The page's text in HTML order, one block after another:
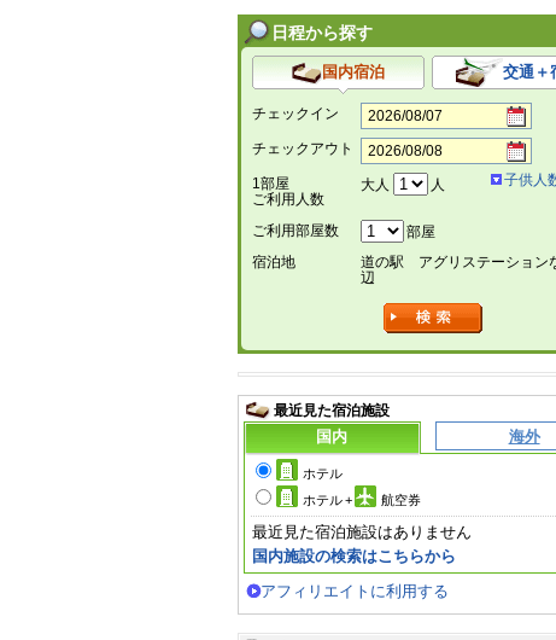
日程から探す
国内宿泊 交通＋
チェックイン
チェックアウト
1部屋
ご利用人数
大人 人 子供人
ご利用部屋数
部屋
宿泊地
道の駅 アグリステーション
辺
最近見た宿泊施設
国内 海外
ホテル
ホテル+ 航空券
最近見た宿泊施設はありません
国内施設の検索はこちらから
アフィリエイトに利用する